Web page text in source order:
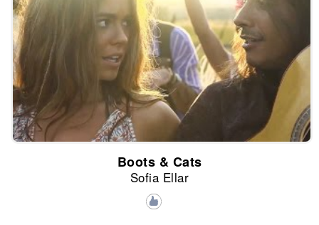
Boots & Cats
Sofia Ellar